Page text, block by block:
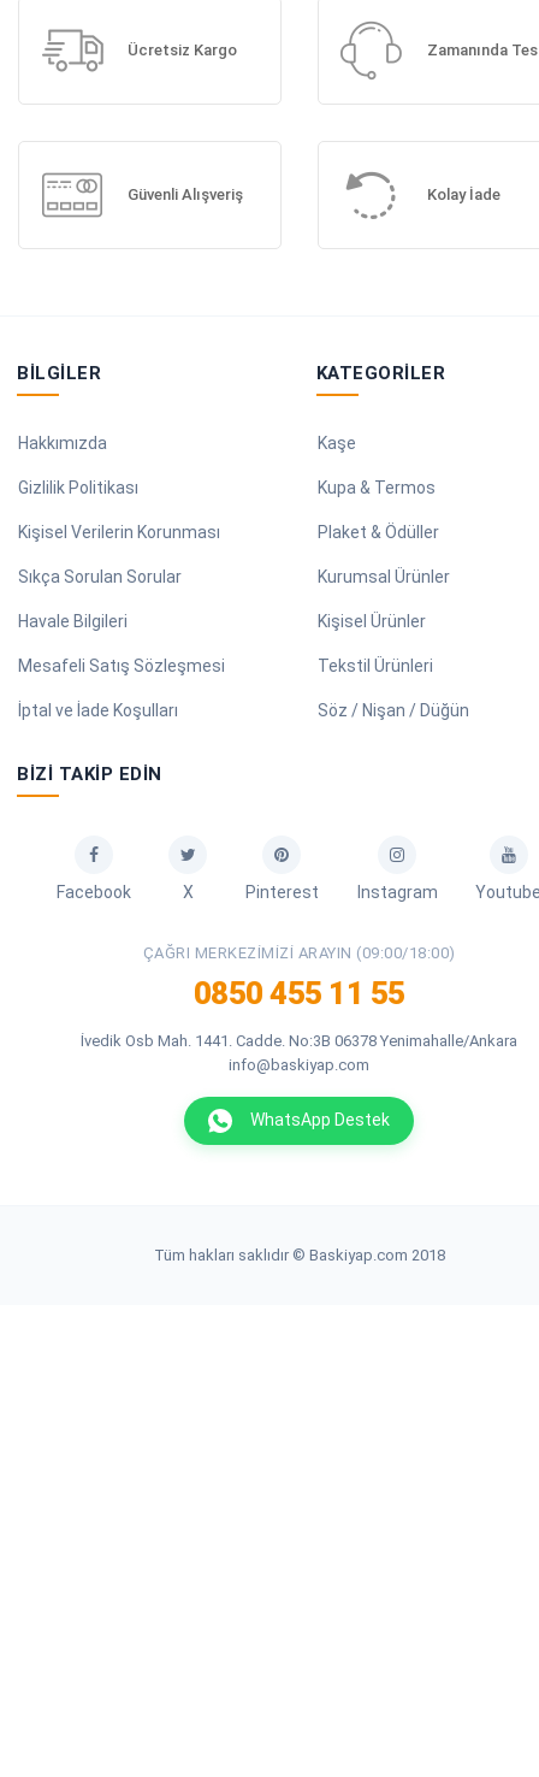
Ücretsiz Kargo Zamanında
Güvenli Alışveriş Kolay İade
BILGILER
Hakkımızda
Gizlilik Politikası
Kişisel Verilerin Korunması
Sıkça Sorulan Sorular
Havale Bilgileri
Mesafeli Satış Sözleşmesi
İptal ve İade Koşulları
KATEGORILER
Kaşe
Kupa & Termos
Plaket & Ödüller
Kurumsal Ürünler
Kişisel Ürünler
Tekstil Ürünleri
Söz / Nişan / Düğün
BIZI TAKIP EDIN
Facebook X Pinterest Instagram
ÇAĞRI MERKEZIMIZI ARAYIN (09:00/18:00)
0850 455 11 55
İvedik Osb Mah. 1441. Cadde. No:3B 06378 Yenimahalle/Ankara
info@baskiyap.com
WhatsApp Destek
Tüm hakları saklıdır © Baskiyap.com 2018